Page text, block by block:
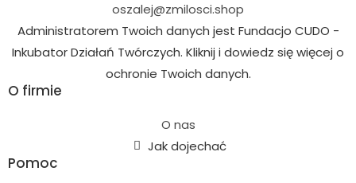
oszalej@zmilosci.shop
Administratorem Twoich danych jest Fundacjo CUDO -
Inkubator Działań Twórczych. Kliknij i dowiedz się więcej o
ochronie Twoich danych.
O firmie
O nas
Jak dojechać
Pomoc